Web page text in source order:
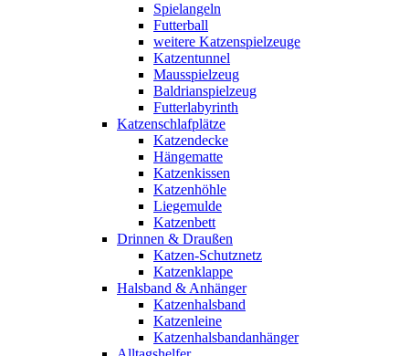
Spielangeln
Futterball
weitere Katzenspielzeuge
Katzentunnel
Mausspielzeug
Baldrianspielzeug
Futterlabyrinth
Katzenschlafplätze
Katzendecke
Hängematte
Katzenkissen
Katzenhöhle
Liegemulde
Katzenbett
Drinnen & Draußen
Katzen-Schutznetz
Katzenklappe
Halsband & Anhänger
Katzenhalsband
Katzenleine
Katzenhalsbandanhänger